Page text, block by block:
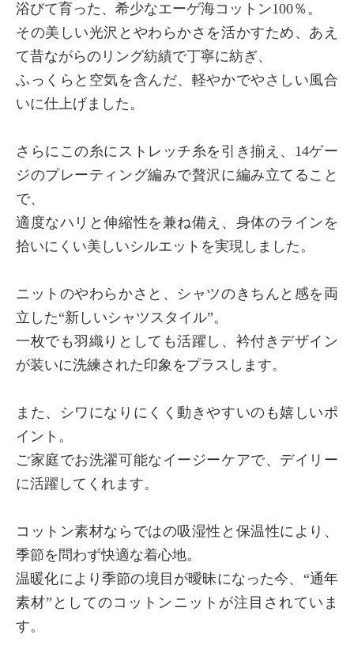
浴びて育った、希少なエーゲ海コットン100％。
その美しい光沢とやわらかさを活かすため、あえ
て昔ながらのリング紡績で丁寧に紡ぎ、
ふっくらと空気を含んだ、軽やかでやさしい風合
いに仕上げました。
さらにこの糸にストレッチ糸を引き揃え、14ゲー
ジのプレーティング編みで贅沢に編み立てること
で、
適度なハリと伸縮性を兼ね備え、身体のラインを
拾いにくい美しいシルエットを実現しました。
ニットのやわらかさと、シャツのきちんと感を両
立した“新しいシャツスタイル”。
一枚でも羽織りとしても活躍し、衿付きデザイン
が装いに洗練された印象をプラスします。
また、シワになりにくく動きやすいのも嬉しいポ
イント。
ご家庭でお洗濯可能なイージーケアで、デイリー
に活躍してくれます。
コットン素材ならではの吸湿性と保温性により、
季節を問わず快適な着心地。
温暖化により季節の境目が曖昧になった今、“通年
素材”としてのコットンニットが注目されていま
す。